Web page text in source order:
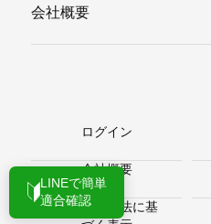
会社概要
ログイン
会社概要
特定商取引法に基
LINEで簡単
適合確認